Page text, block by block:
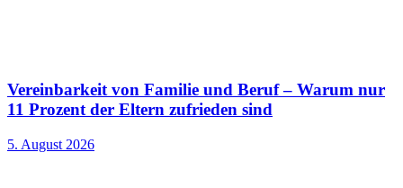
Vereinbarkeit von Familie und Beruf – Warum nur
11 Prozent der Eltern zufrieden sind
5. August 2026